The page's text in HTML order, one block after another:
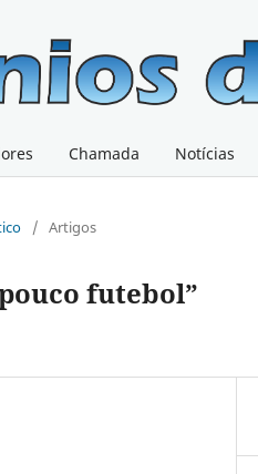
Chamada Notícias
/ Artigos
futebol”